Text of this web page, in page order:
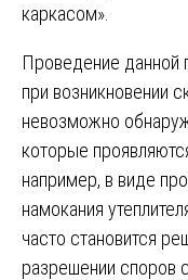
каркасом».
Проведение данной
при возникновении
невозможно
которые
например, в виде
намокания
часто становится
разрешении споров